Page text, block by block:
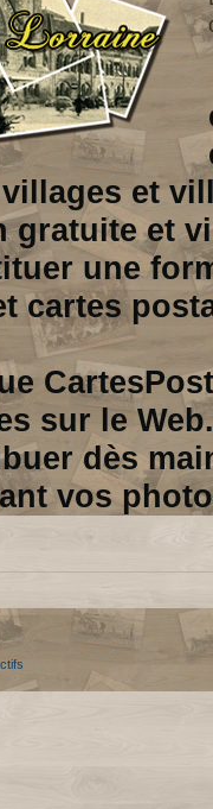
et
gratuite et
une
cartes
sur le Web.
dès
vos